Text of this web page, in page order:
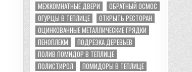
МЕЖКОМНАТНЫЕ ДВЕРИ
ОБРАТНЫЙ ОСМОС
ОГУРЦЫ В ТЕПЛИЦЕ
ОТКРЫТЬ РЕСТОРАН
ОЦИНКОВАННЫЕ МЕТАЛЛИЧЕСКИЕ ГРЯДКИ
ПЕНОПЛЕКМ
ПОДРЕЗКА ДЕРЕВЬЕВ
ПОЛИВ ПОМИДОР В ТЕПЛИЦЕ
ПОЛИСТИРОЛ
ПОМИДОРЫ В ТЕПЛИЦЕ